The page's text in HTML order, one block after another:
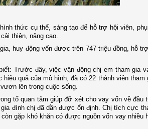
thức cụ thể, sáng tạo để hỗ trợ hội viên,
thiện, nâng cao.
huy động vốn được trên 747 triệu đồng, hỗ
Trước đây, việc vận động chị em tham gia
quả của mô hình, đã có 22 thành viên tham
lên trong cuộc sống.
tổ quan tâm giúp đỡ xét cho vay vốn về đầu
đình chị đã dần được ổn định. Chị tích cực
gặp khó khăn có được nguồn vốn vay nhiều